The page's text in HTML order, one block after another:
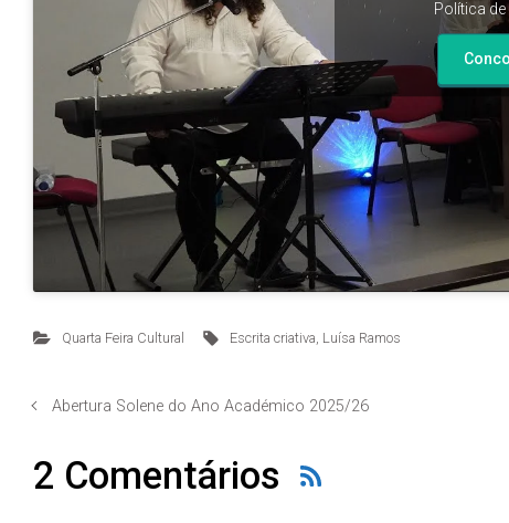
Política
Quarta Feira Cultural Escrita criativa, Luísa Ramos
Abertura Solene do Ano Académico 2025/26
2 Comentários